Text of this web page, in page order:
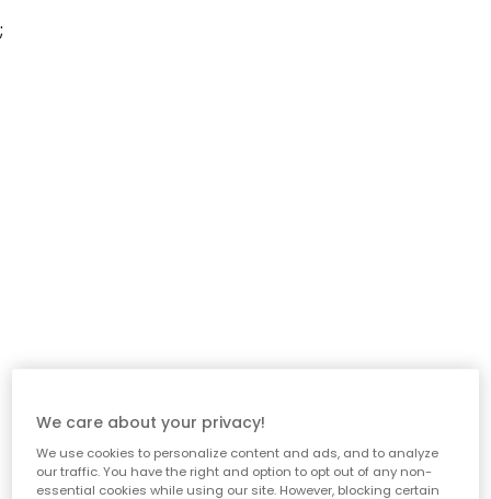
;
We care about your privacy!
We use cookies to personalize content and ads, and to analyze
our traffic. You have the right and option to opt out of any non-
essential cookies while using our site. However, blocking certain